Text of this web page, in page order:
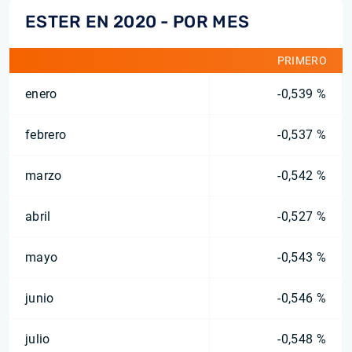
ESTER EN 2020 - POR MES
PRIMERO
enero -0,539 %
febrero -0,537 %
marzo -0,542 %
abril -0,527 %
mayo -0,543 %
junio -0,546 %
julio -0,548 %